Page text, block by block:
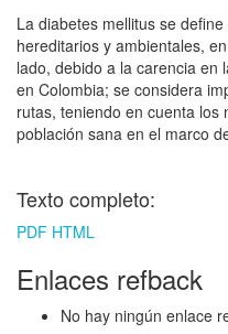
La diabetes mellitus se
hereditarios y ambientales,
lado, debido a la carencia en
en Colombia; se considera
rutas, teniendo en cuenta los
población sana en el marco
Texto completo:
PDF HTML
Enlaces refback
No hay ningún enlace